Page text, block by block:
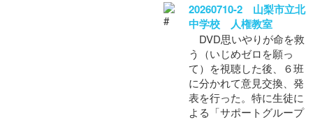
20260710-2 山梨市立北
中学校 人権教室
DVD思いやりが命を救
う（いじめゼロを願っ
て）を視聴した後、６班
に分かれて意見交換、発
表を行った。特に生徒に
よる「サポートグループ